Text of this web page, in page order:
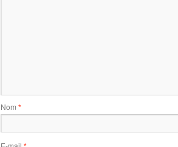
Nom *